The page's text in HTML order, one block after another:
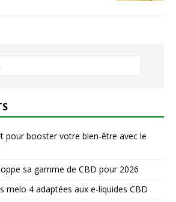
pour booster votre bien-être avec le
sa gamme de CBD pour 2026
melo 4 adaptées aux e-liquides CBD